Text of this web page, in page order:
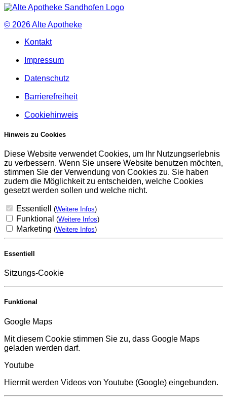
© 2026Alte Apotheke
Kontakt
Impressum
Datenschutz
Barrierefreiheit
Cookiehinweis
Hinweis zu Cookies
Diese Website verwendet Cookies, um Ihr Nutzungserlebnis
zu verbessern. Wenn Sie unsere Website benutzen möchten,
stimmen Sie der Verwendung von Cookies zu. Sie haben
zudem die Möglichkeit zu entscheiden, welche Cookies
gesetzt werden sollen und welche nicht.
Essentiell (Weitere Infos)
Funktional (Weitere Infos)
Marketing (Weitere Infos)
Essentiell
Sitzungs-Cookie
Funktional
Google Maps
Mit diesem Cookie stimmen Sie zu, dass Google Maps
geladen werden darf.
Youtube
Hiermit werden Videos von Youtube (Google) eingebunden.